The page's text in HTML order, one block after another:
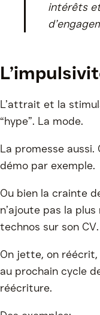
intérêts
L’attrait et la
“hype”. La mode.
La promesse aussi.
démo par exemple.
Ou bien la crainte
n’ajoute pas la
technos sur son CV.
On jette, on
au prochain cycle
réécriture.